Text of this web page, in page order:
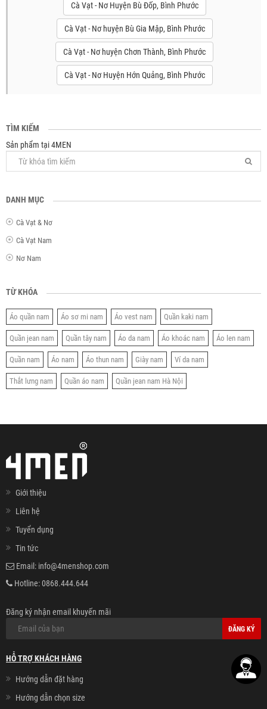
Cà Vạt - Nơ Huyện Bù Đốp, Bình Phước
Cà Vạt - Nơ huyện Bù Gia Mập, Bình Phước
Cà Vạt - Nơ huyện Chơn Thành, Bình Phước
Cà Vạt - Nơ Huyện Hớn Quảng, Bình Phước
TÌM KIẾM
Sản phẩm tại 4MEN
DANH MỤC
Cà Vạt & Nơ
Cà Vạt Nam
Nơ Nam
TỪ KHÓA
Áo quần nam Áo sơ mi nam Áo vest nam Quần kaki nam
Quần jean nam Quần tây nam Áo da nam Áo khoác nam Áo len nam
Quần nam Áo nam Áo thun nam Giày nam Ví da nam
Thắt lưng nam Quần áo nam Quần jean nam Hà Nội
Giới thiệu
Liên hệ
Tuyển dụng
Tin tức
Email: info@4menshop.com
Hotline:0868.444.644
Đăng ký nhận email khuyến mãi
ĐĂNG KÝ
HỖ TRỢ KHÁCH HÀNG
Hướng dẫn đặt hàng
Hướng dẫn chọn size